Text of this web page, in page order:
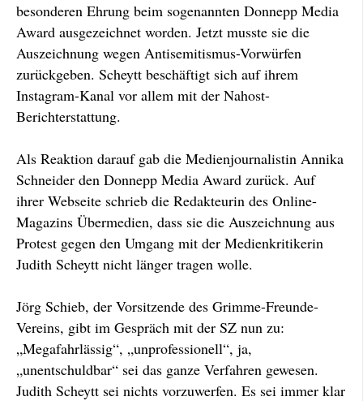
besonderen Ehrung beim sogenannten Donnepp Media
Award ausgezeichnet worden. Jetzt musste sie die
Auszeichnung wegen Antisemitismus-Vorwürfen
zurückgeben. Scheytt beschäftigt sich auf ihrem
Instagram-Kanal vor allem mit der Nahost-
Berichterstattung.
Als Reaktion darauf gab die Medienjournalistin Annika
Schneider den Donnepp Media Award zurück. Auf
ihrer Webseite schrieb die Redakteurin des Online-
Magazins Übermedien, dass sie die Auszeichnung aus
Protest gegen den Umgang mit der Medienkritikerin
Judith Scheytt nicht länger tragen wolle.
Jörg Schieb, der Vorsitzende des Grimme-Freunde-
Vereins, gibt im Gespräch mit der SZ nun zu:
„Megafahrlässig“, „unprofessionell“, ja,
„unentschuldbar“ sei das ganze Verfahren gewesen.
Judith Scheytt sei nichts vorzuwerfen. Es sei immer klar